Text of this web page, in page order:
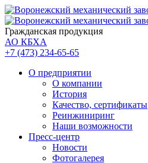
Гражданская продукция
АО КБХА
+7 (473) 234-65-65
О предприятии
О компании
История
Качество, сертификаты
Реинжиниринг
Наши возможности
Пресс-центр
Новости
Фотогалерея